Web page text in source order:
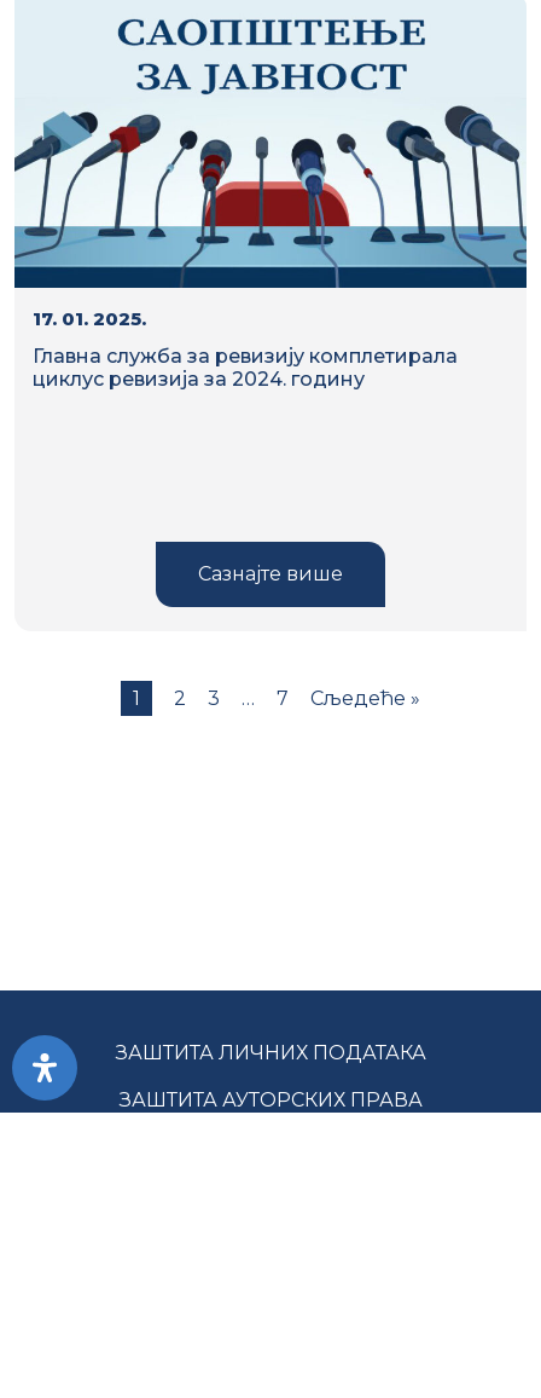
17. 01. 2025.
Главна служба за ревизију комплетирала
циклус ревизија за 2024. годину
Сазнајте више
1 2 3 … 7 Сљедеће »
ЗАШТИТА ЛИЧНИХ ПОДАТАКА
ЗАШТИТА АУТОРСКИХ ПРАВА